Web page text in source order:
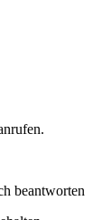
beantworten